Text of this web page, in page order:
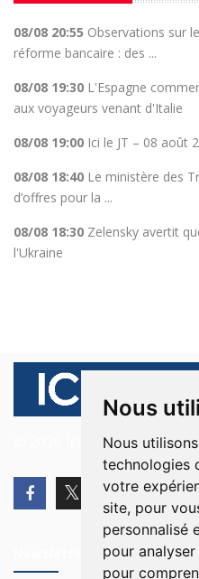
Nous
Nous
technologies
votre
site, pour
personnalisé
pour
pour
08/08 20:55 Observations sur
réforme bancaire : des ...
08/08 19:30 L'Espagne
aux voyageurs venant d'Italie
08/08 19:00 Ici le JT – 08 août
08/08 18:40 Le ministère des
d’offres pour la ...
08/08 18:30 Zelensky avertit
l'Ukraine
© 2026 Ici Beyrouth.